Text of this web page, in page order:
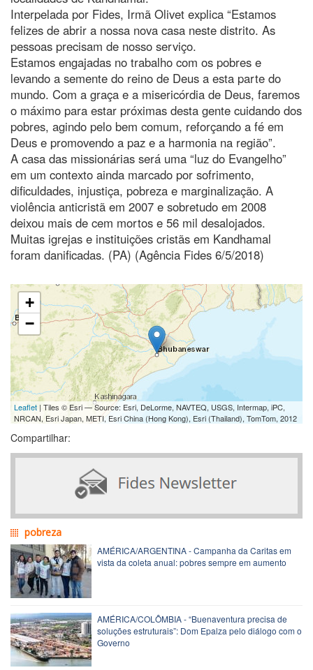
Interpelada por Fides, Irmã Olivet explica “Estamos
felizes de abrir a nossa nova casa neste distrito. As
pessoas precisam de nosso serviço.
Estamos engajadas no trabalho com os pobres e
levando a semente do reino de Deus a esta parte do
mundo. Com a graça e a misericórdia de Deus, faremos
o máximo para estar próximas desta gente cuidando dos
pobres, agindo pelo bem comum, reforçando a fé em
Deus e promovendo a paz e a harmonia na região”.
A casa das missionárias será uma “luz do Evangelho”
em um contexto ainda marcado por sofrimento,
dificuldades, injustiça, pobreza e marginalização. A
violência anticristã em 2007 e sobretudo em 2008
deixou mais de cem mortos e 56 mil desalojados.
Muitas igrejas e instituições cristãs em Kandhamal
foram danificadas. (PA) (Agência Fides 6/5/2018)
+
−
Leaflet | Tiles © Esri — Source: Esri, DeLorme, NAVTEQ, USGS, Intermap, iPC,
NRCAN, Esri Japan, METI, Esri China (Hong Kong), Esri (Thailand), TomTom, 2012
Compartilhar:
pobreza
AMÉRICA/ARGENTINA - Campanha da Caritas em
vista da coleta anual: pobres sempre em aumento
AMÉRICA/COLÔMBIA - “Buenaventura precisa de
soluções estruturais”: Dom Epalza pelo diálogo com o
Governo